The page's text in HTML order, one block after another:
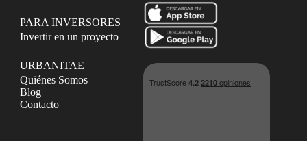
PARA INVERSORES
Invertir en un proyecto
URBANITAE
Quiénes Somos
Blog
Contacto